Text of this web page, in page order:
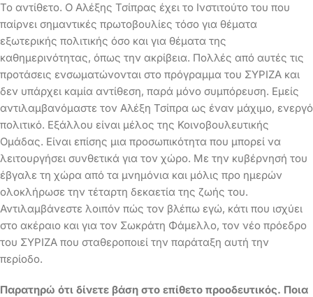
Το αντίθετο. Ο Αλέξης Τσίπρας έχει το Ινστιτούτο του που
παίρνει σημαντικές πρωτοβουλίες τόσο για θέματα
εξωτερικής πολιτικής όσο και για θέματα της
καθημερινότητας, όπως την ακρίβεια. Πολλές από αυτές τις
προτάσεις ενσωματώνονται στο πρόγραμμα του ΣΥΡΙΖΑ και
δεν υπάρχει καμία αντίθεση, παρά μόνο συμπόρευση. Εμείς
αντιλαμβανόμαστε τον Αλέξη Τσίπρα ως έναν μάχιμο, ενεργό
πολιτικό. Εξάλλου είναι μέλος της Κοινοβουλευτικής
Ομάδας. Είναι επίσης μια προσωπικότητα που μπορεί να
λειτουργήσει συνθετικά για τον χώρο. Με την κυβέρνησή του
έβγαλε τη χώρα από τα μνημόνια και μόλις προ ημερών
ολοκλήρωσε την τέταρτη δεκαετία της ζωής του.
Αντιλαμβάνεστε λοιπόν πώς τον βλέπω εγώ, κάτι που ισχύει
στο ακέραιο και για τον Σωκράτη Φάμελλο, τον νέο πρόεδρο
του ΣΥΡΙΖΑ που σταθεροποιεί την παράταξη αυτή την
περίοδο.
Παρατηρώ ότι δίνετε βάση στο επίθετο προοδευτικός. Ποια